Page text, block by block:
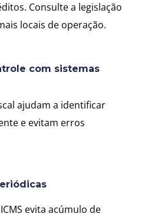
Consulte a legislação
locais de operação.
com sistemas
ajudam a identificar
e evitam erros
evita acúmulo de